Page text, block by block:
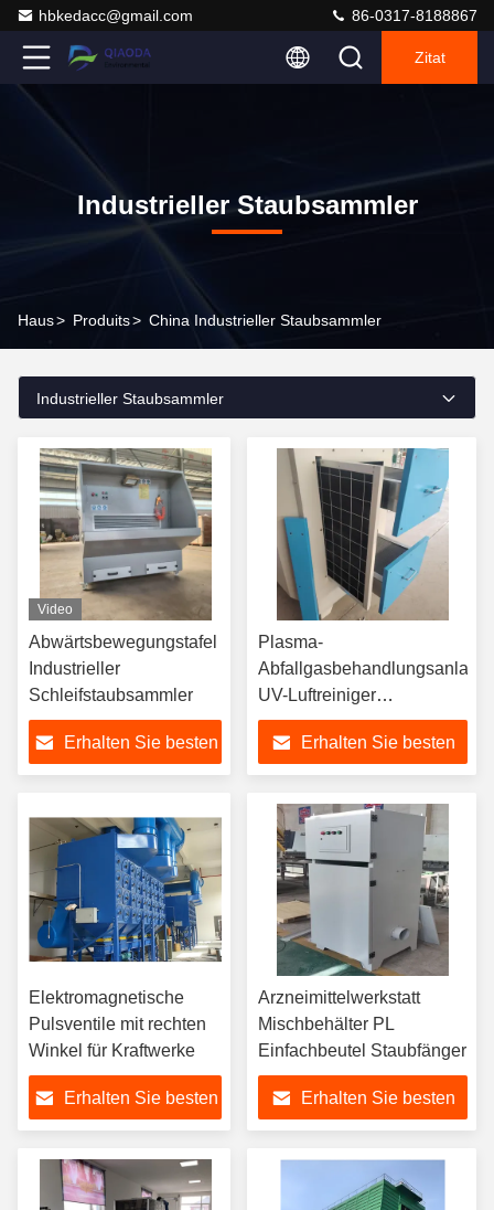
hbkedacc@gmail.com 86-0317-8188867
Zitat
Industrieller Staubsammler
Haus> Produits> China Industrieller Staubsammler
Industrieller Staubsammler
Video
Abwärtsbewegungstafel
Industrieller
Schleifstaubsammler
Erhalten Sie besten
Plasma-
Abfallgasbehandlungsanlage
UV-Luftreiniger
Ozonphotolyse
Oxidationsgasentferner
Erhalten Sie besten
Elektromagnetische
Pulsventile mit rechten
Winkel für Kraftwerke
Erhalten Sie besten
Arzneimittelwerkstatt
Mischbehälter PL
Einfachbeutel Staubfänger
Erhalten Sie besten